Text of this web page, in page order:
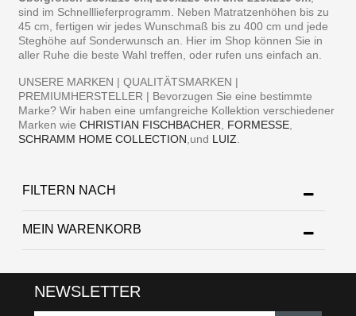
sind im Schnelllieferprogramm. Neben Matratzenhöhen bis zu
45 cm, fertigen wir jedes Wunschmaß bis zu 400 cm und jede
Steghöhe auf Sonderwunsch an. Hier im Shop können Sie in
aller Ruhe die beste Wahl treffen, oder rufen uns einfach an.
UNSERE MARKEN | QUALITÄTSMARKEN |
PREMIUMHERSTELLER | Bevorzugen Sie eine bestimmte
Marke? Wir haben eine umfangreiche Kollektion verschiedener
Marken wieCHRISTIAN FISCHBACHER FORMESSE
SCHRAMM HOME COLLECTION ,und LUIZ
FILTERN NACH
MEIN WARENKORB
NEWSLETTER